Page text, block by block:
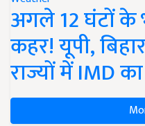
अगले 12 घंटों के
कहर! यूपी,
राज्यों में IMD